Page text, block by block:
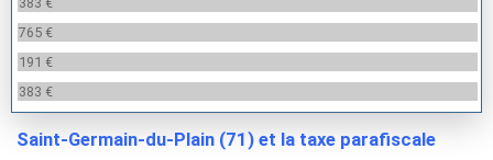
765 €
191 €
383 €
Saint-Germain-du-Plain (71) et la taxe parafiscale